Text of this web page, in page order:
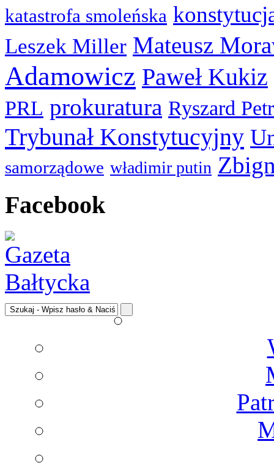
katastrofa smoleńska
Leszek Miller Mateusz
Adamowicz Paweł Kukiz
PRL prokuratura Ryszard
Trybunał Konstytucyjny
samorządowe władimir putin
Facebook